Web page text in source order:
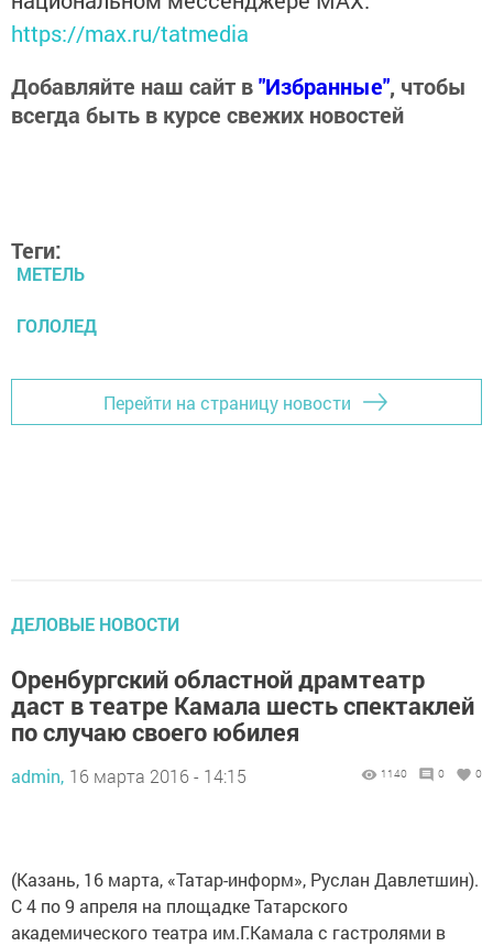
https://max.ru/tatmedia
Добавляйте наш сайт в"Избранные", чтобы
всегда быть в курсе свежих новостей
Теги:
МЕТЕЛЬ
ГОЛОЛЕД
Перейти на страницу новости
ДЕЛОВЫЕ НОВОСТИ
Оренбургский областной драмтеатр
даст в театре Камала шесть спектаклей
по случаю своего юбилея
admin, 16 марта 2016 - 14:15 1140 0 0
(Казань, 16 марта, «Татар-информ», Руслан Давлетшин).
С 4 по 9 апреля на площадке Татарского
академического театра им.Г.Камала с гастролями в